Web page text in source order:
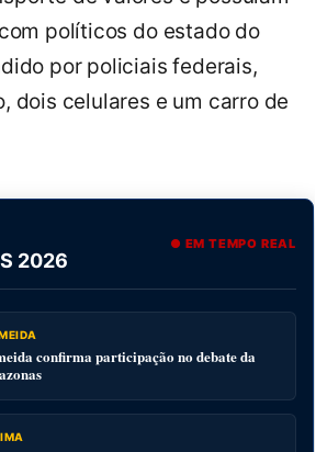
políticos do estado do
por policiais federais,
dois celulares e um carro de
2026
● EM TEMPO REAL
confirma participação no debate da